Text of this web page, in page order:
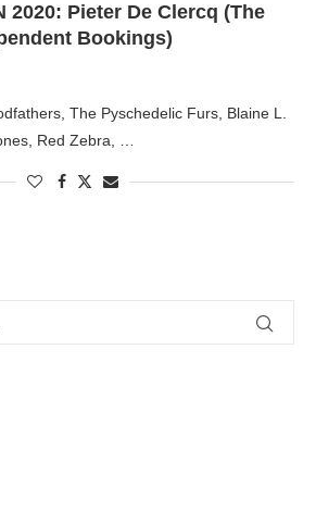
2020: Pieter De Clercq (The
Bookings)
The Pyschedelic Furs, Blaine L.
Red Zebra, …